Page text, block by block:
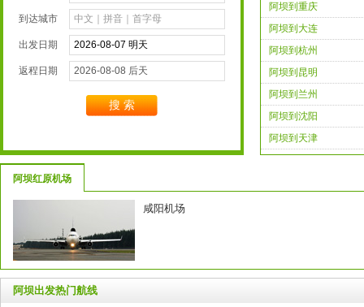
到达城市
出发日期
返程日期
搜索
阿坝到重庆
阿坝到大连
阿坝到杭州
阿坝到昆明
阿坝到兰州
阿坝到沈阳
阿坝到天津
阿坝红原机场
咸阳机场
阿坝出发热门航线